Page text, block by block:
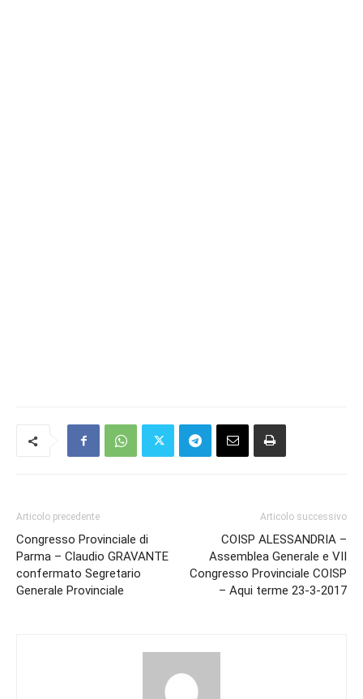
Articolo precedente
Congresso Provinciale di
Parma – Claudio GRAVANTE
confermato Segretario
Generale Provinciale
Articolo successivo
COISP ALESSANDRIA –
Assemblea Generale e VII
Congresso Provinciale COISP
– Aqui terme 23-3-2017